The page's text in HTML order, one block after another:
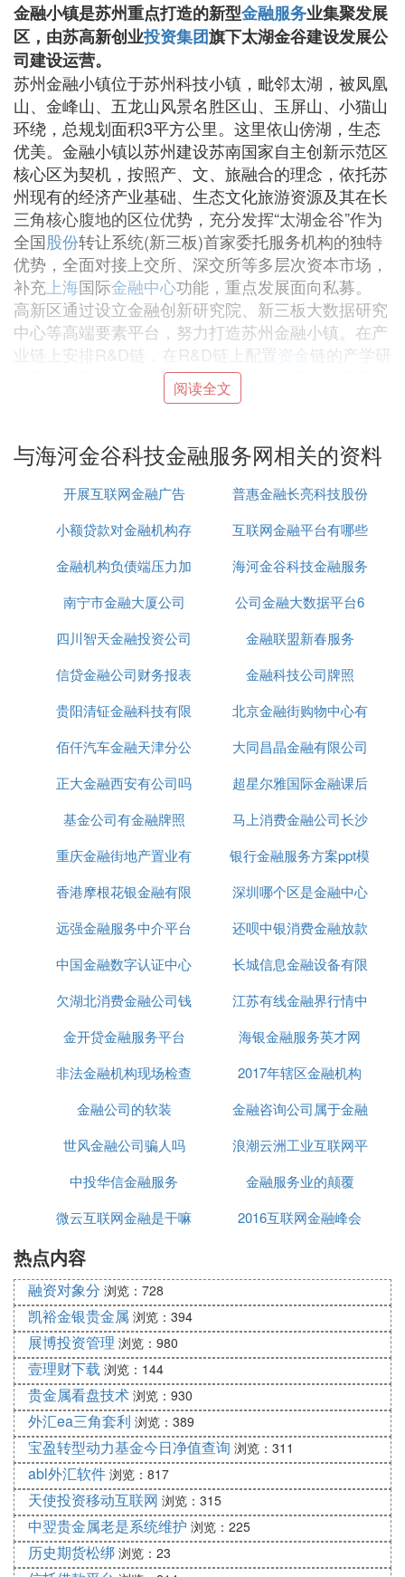
金融小镇是苏州重点打造的新型金融服务业集聚发展
区，由苏高新创业投资集团旗下太湖金谷建设发展公
司建设运营。
苏州金融小镇位于苏州科技小镇，毗邻太湖，被凤凰
山、金峰山、五龙山风景名胜区山、玉屏山、小猫山
环绕，总规划面积3平方公里。这里依山傍湖，生态
优美。金融小镇以苏州建设苏南国家自主创新示范区
核心区为契机，按照产、文、旅融合的理念，依托苏
州现有的经济产业基础、生态文化旅游资源及其在长
三角核心腹地的区位优势，充分发挥“太湖金谷”作为
全国股份转让系统(新三板)首家委托服务机构的独特
优势，全面对接上交所、深交所等多层次资本市场，
补充 上海国际金融中心功能，重点发展面向私募。
高新区通过设立金融创新研究院、新三板大数据研究
中心等高端要素平台，努力打造苏州金融小镇。在产
业链上安排R&D链，在R&D链上配置资金 链的产学研
投联动创新新模式，实现项目流、资金流、信息流、
人才流的衔接，促进产业资本和金
④ 徐州金谷网络科技有限公司工资怎么样
徐州，简称徐，古称“彭城”[1-2] ，江苏省地级市，地
处江苏省西北部、华北平原东南部，长江三角洲北
翼，北倚微山湖，西连萧县，东临连云港，南接宿
迁，京杭大运河从中穿过，陇海、京沪两大铁路干线
在徐州交汇，素有“五省通衢”之称[3] 。徐州是华东重
要门户城市，华东地区重要的科教、文化、金融、旅
游、医疗、会展中心，也是江苏省重要的经济、商业
原始社会末期，帝尧时彭祖建大彭氏国，徐州称彭城
自始起，是江苏境内最早出现的城邑。徐州历史上为
华夏九州之一[3] ，自古便是北国锁钥、南国门户、
兵家必争之地和商贾云集中心，一直是淮海地区的政
治、经济、文化中心[6] 。徐州有超过6000年的文明
史和2600年的建城史，是著名的千年帝都，有“九朝
帝王徐州籍”之说[7-8] 。徐州是两汉文化的发源地，
大量文化遗产、名胜古迹和深厚的历史底蕴，也被称
作“东方雅典”。[9-10]
⑤ 需要一个好的视频会议系统软件 有什么
好介绍
红杉树网络视频会议系统是红杉树信息技术有限公司
推出的新一代实时互动工作平台。企业无需投入高昂
的成本，就能轻松拥有高质量、高稳定、易部署的视
和协助等需求，有效支持工作会议、业务培训、协同
办公等工作，达到降低沟通成本、提高工作效率的业
一、音视频
红杉树网络视频会议系统拥有国家专利的语音引擎技
术、分层编码传输控制技术、丢包恢复（PLC）技术
丽的音视频体验，让你享受“零距离”的沟通体验。
1.多路音频： 采用世界领先的分布式混音专利技术，
可同时支持100路以上语音；独立拥有国家专利的Inf
owarelab 语音引擎(AudioEngine)技术（阿里旺旺即
使用该引擎）；自动增益补偿（AGC）、噪音抑制
（ANS）、回声消除（AEC）、静音检测（VAD），
语音通话更优质。
2.多路视频：
2.1支持MPEG4 、H263、H263+、H264编码技术。
2.2自主研发的码流控制机制和带宽自适应机制能够
有效保障在网络状况不好时能提供流畅、靓丽的视频
效果。
2.3完全支持目前所有视频分辨率：从176×144到128
0*720，支持高清视频。
阅读全文
与海河金谷科技金融服务网相关的资料
开展互联网金融广告
普惠金融长亮科技股份
有限公司
小额贷款对金融机构存
款
互联网金融平台有哪些
还不错
金融机构负债端压力加
大的对策
海河金谷科技金融服务
网
南宁市金融大厦公司
公司金融大数据平台6
四川智天金融投资公司
金融联盟新春服务
信贷金融公司财务报表
金融科技公司牌照
贵阳清钲金融科技有限
公司
北京金融街购物中心有
儿童玩具吗
佰仟汽车金融天津分公
司
大同昌晶金融有限公司
正大金融西安有公司吗
超星尔雅国际金融课后
题答案
基金公司有金融牌照
马上消费金融公司长沙
分公司
重庆金融街地产置业有
限公司
银行金融服务方案ppt模
板
香港摩根花银金融有限
公司
深圳哪个区是金融中心
远强金融服务中介平台
还呗中银消费金融放款
中国金融数字认证中心
功能
长城信息金融设备有限
公司服务电话
欠湖北消费金融公司钱
还不上怎么办
江苏有线金融界行情中
心
金开贷金融服务平台
海银金融服务英才网
非法金融机构现场检查
2017年辖区金融机构
金融公司的软装
金融咨询公司属于金融
机构的有
世风金融公司骗人吗
浪潮云洲工业互联网平
台与金融机构
中投华信金融服务
金融服务业的颠覆
微云互联网金融是干嘛
2016互联网金融峰会
热点内容
融资对象分 浏览：728
凯裕金银贵金属 浏览：394
展博投资管理 浏览：980
壹理财下载 浏览：144
贵金属看盘技术 浏览：930
外汇ea三角套利 浏览：389
宝盈转型动力基金今日净值查询 浏览：311
abl外汇软件 浏览：817
天使投资移动互联网 浏览：315
中翌贵金属老是系统维护 浏览：225
历史期货松绑 浏览：23